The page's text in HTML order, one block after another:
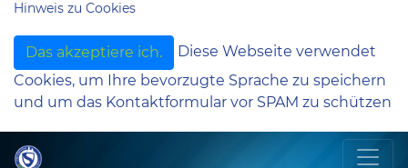
Hinweis zu Cookies
Das akzeptiere ich.
Diese Webseite verwendet
Cookies, um Ihre bevorzugte Sprache zu speichern
und um das Kontaktformular vor SPAM zu schützen